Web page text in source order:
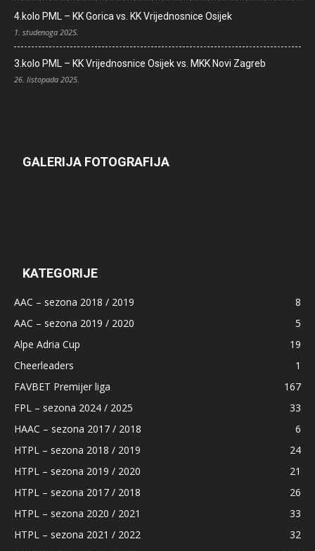
4.kolo PML – KK Gorica vs. KK Vrijednosnice Osijek
1. studenoga 2025.
3.kolo PML – KK Vrijednosnice Osijek vs. MKK Novi Zagreb
26. listopada 2025.
GALERIJA FOTOGRAFIJA
KATEGORIJE
AAC – sezona 2018 / 2019
8
AAC – sezona 2019 / 2020
5
Alpe Adria Cup
19
Cheerleaders
1
FAVBET Premijer liga
167
FPL – sezona 2024 / 2025
33
HAAC – sezona 2017 / 2018
6
HTPL – sezona 2018 / 2019
24
HTPL – sezona 2019 / 2020
21
HTPL – sezona 2017 / 2018
26
HTPL – sezona 2020 / 2021
33
HTPL – sezona 2021 / 2022
32